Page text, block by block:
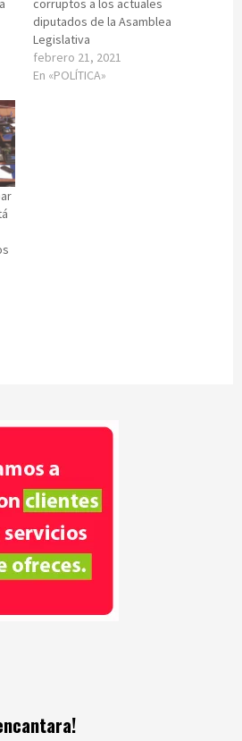
corruptos a los actuales
diputados de la Asamblea
Legislativa
febrero 21, 2021
En «POLÍTICA»